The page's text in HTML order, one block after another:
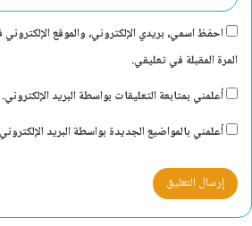
احفظ اسمي، بريدي الإلكتروني، والموقع
المرة المقبلة في تعليقي.
أعلمني بمتابعة التعليقات بواسطة البريد الإلكتروني.
أعلمني بالمواضيع الجديدة بواسطة البريد